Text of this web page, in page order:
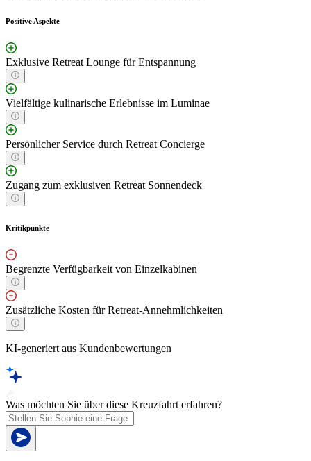
Positive Aspekte
Exklusive Retreat Lounge für Entspannung
Vielfältige kulinarische Erlebnisse im Luminae
Persönlicher Service durch Retreat Concierge
Zugang zum exklusiven Retreat Sonnendeck
Kritikpunkte
Begrenzte Verfügbarkeit von Einzelkabinen
Zusätzliche Kosten für Retreat-Annehmlichkeiten
KI-generiert aus Kundenbewertungen
Was möchten Sie über diese Kreuzfahrt erfahren?